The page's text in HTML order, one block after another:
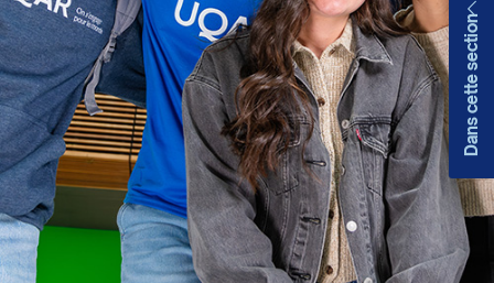
Dans cette section